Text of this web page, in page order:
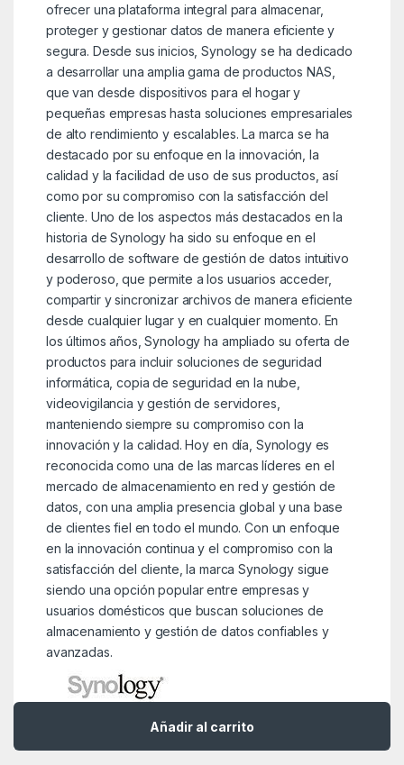
Añadir al carrito
ofrecer una plataforma integral para almacenar,
proteger y gestionar datos de manera eficiente y
segura. Desde sus inicios, Synology se ha dedicado
a desarrollar una amplia gama de productos NAS,
que van desde dispositivos para el hogar y
pequeñas empresas hasta soluciones empresariales
de alto rendimiento y escalables. La marca se ha
destacado por su enfoque en la innovación, la
calidad y la facilidad de uso de sus productos, así
como por su compromiso con la satisfacción del
cliente. Uno de los aspectos más destacados en la
historia de Synology ha sido su enfoque en el
desarrollo de software de gestión de datos intuitivo
y poderoso, que permite a los usuarios acceder,
compartir y sincronizar archivos de manera eficiente
desde cualquier lugar y en cualquier momento. En
los últimos años, Synology ha ampliado su oferta de
productos para incluir soluciones de seguridad
informática, copia de seguridad en la nube,
videovigilancia y gestión de servidores,
manteniendo siempre su compromiso con la
innovación y la calidad. Hoy en día, Synology es
reconocida como una de las marcas líderes en el
mercado de almacenamiento en red y gestión de
datos, con una amplia presencia global y una base
de clientes fiel en todo el mundo. Con un enfoque
en la innovación continua y el compromiso con la
satisfacción del cliente, la marca Synology sigue
siendo una opción popular entre empresas y
usuarios domésticos que buscan soluciones de
almacenamiento y gestión de datos confiables y
avanzadas.